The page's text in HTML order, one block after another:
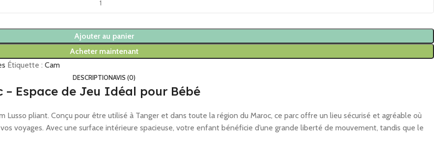
Ajouter au panier
Acheter maintenant
Étiquette : Cam
DESCRIPTIONAVIS (0)
– Espace de Jeu Idéal pour Bébé
pliant. Conçu pour être utilisé à Tanger et dans toute la région du Maroc, ce parc offre un lieu sécurisé et agréable où
voyages. Avec une surface intérieure spacieuse, votre enfant bénéficie d’une grande liberté de mouvement, tandis que le